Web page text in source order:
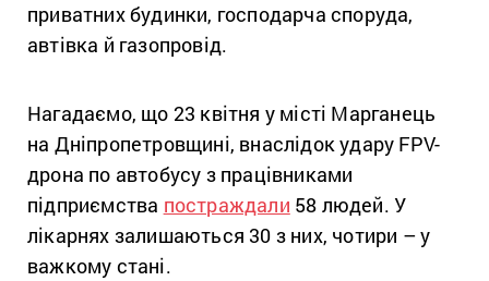
приватних будинки, господарча споруда,
автівка й газопровід.
Нагадаємо, що 23 квітня у місті Марганець
на Дніпропетровщині, внаслідок удару FPV-
дрона по автобусу з працівниками
підприємства постраждали 58 людей. У
лікарнях залишаються 30 з них, чотири – у
важкому стані.